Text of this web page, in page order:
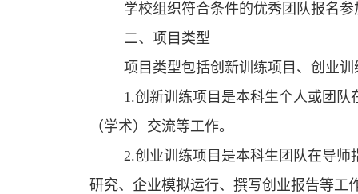
学校组织符合条件的优秀团队报名
二、项目类型
项目类型包括创新训练项目、创业训
1.创新训练项目是本科生个人或团
（学术）交流等工作。
2.创业训练项目是本科生团队在导
研究、企业模拟运行、撰写创业报告等工作